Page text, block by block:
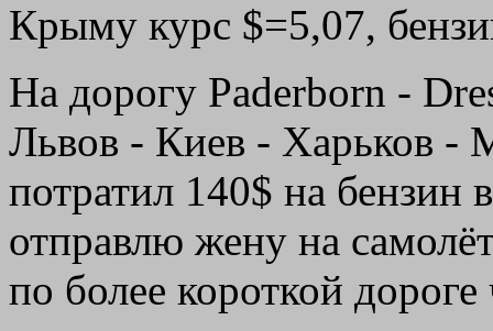
Крыму курс $=5,07,
На дорогу Paderborn -
Львов - Киев - Харьков -
потратил 140$ на
отправлю жену на
по более короткой